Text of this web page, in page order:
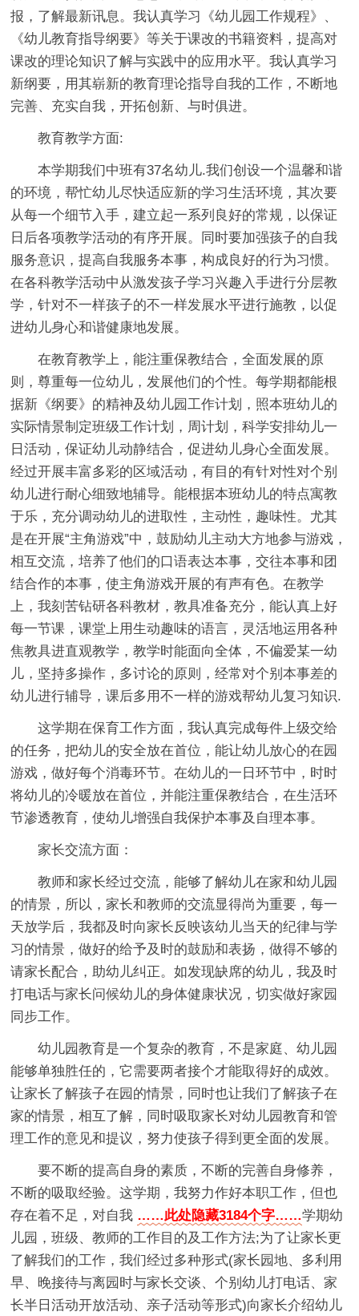
报，了解最新讯息。我认真学习《幼儿园工作规程》、
《幼儿教育指导纲要》等关于课改的书籍资料，提高对
课改的理论知识了解与实践中的应用水平。我认真学习
新纲要，用其崭新的教育理论指导自我的工作，不断地
完善、充实自我，开拓创新、与时俱进。
教育教学方面:
本学期我们中班有37名幼儿.我们创设一个温馨和谐
的环境，帮忙幼儿尽快适应新的学习生活环境，其次要
从每一个细节入手，建立起一系列良好的常规，以保证
日后各项教学活动的有序开展。同时要加强孩子的自我
服务意识，提高自我服务本事，构成良好的行为习惯。
在各科教学活动中从激发孩子学习兴趣入手进行分层教
学，针对不一样孩子的不一样发展水平进行施教，以促
进幼儿身心和谐健康地发展。
在教育教学上，能注重保教结合，全面发展的原
则，尊重每一位幼儿，发展他们的个性。每学期都能根
据新《纲要》的精神及幼儿园工作计划，照本班幼儿的
实际情景制定班级工作计划，周计划，科学安排幼儿一
日活动，保证幼儿动静结合，促进幼儿身心全面发展。
经过开展丰富多彩的区域活动，有目的有针对性对个别
幼儿进行耐心细致地辅导。能根据本班幼儿的特点寓教
于乐，充分调动幼儿的进取性，主动性，趣味性。尤其
是在开展“主角游戏”中，鼓励幼儿主动大方地参与游戏，
相互交流，培养了他们的口语表达本事，交往本事和团
结合作的本事，使主角游戏开展的有声有色。在教学
上，我刻苦钻研各科教材，教具准备充分，能认真上好
每一节课，课堂上用生动趣味的语言，灵活地运用各种
焦教具进直观教学，教学时能面向全体，不偏爱某一幼
儿，坚持多操作，多讨论的原则，经常对个别本事差的
幼儿进行辅导，课后多用不一样的游戏帮幼儿复习知识.
这学期在保育工作方面，我认真完成每件上级交给
的任务，把幼儿的安全放在首位，能让幼儿放心的在园
游戏，做好每个消毒环节。在幼儿的一日环节中，时时
将幼儿的冷暖放在首位，并能注重保教结合，在生活环
节渗透教育，使幼儿增强自我保护本事及自理本事。
家长交流方面：
教师和家长经过交流，能够了解幼儿在家和幼儿园
的情景，所以，家长和教师的交流显得尚为重要，每一
天放学后，我都及时向家长反映该幼儿当天的纪律与学
习的情景，做好的给予及时的鼓励和表扬，做得不够的
请家长配合，助幼儿纠正。如发现缺席的幼儿，我及时
打电话与家长问候幼儿的身体健康状况，切实做好家园
同步工作。
幼儿园教育是一个复杂的教育，不是家庭、幼儿园
能够单独胜任的，它需要两者接个才能取得好的成效。
让家长了解孩子在园的情景，同时也让我们了解孩子在
家的情景，相互了解，同时吸取家长对幼儿园教育和管
理工作的意见和提议，努力使孩子得到更全面的发展。
要不断的提高自身的素质，不断的完善自身修养，
不断的吸取经验。这学期，我努力作好本职工作，但也
存在着不足，对自我 ……此处隐藏3184个字……学期幼
儿园，班级、教师的工作目的及工作方法;为了让家长更
了解我们的工作，我们经过多种形式(家长园地、多利用
早、晚接待与离园时与家长交谈、个别幼儿打电话、家
长半日活动开放活动、亲子活动等形式)向家长介绍幼儿